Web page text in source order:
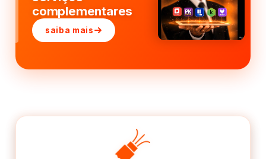
complementares
saiba mais